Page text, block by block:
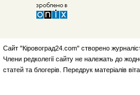
Сайт "Кіровоград24.com" створено
Члени редколегії сайту не належать до
статей та блогерів. Передрук матеріалів